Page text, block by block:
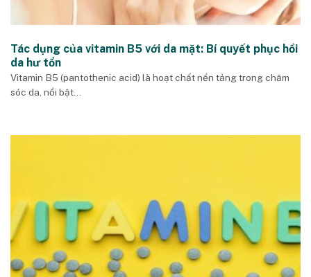
Tác dụng của vitamin B5 với da mặt: Bí quyết phục hồi
da hư tổn
Vitamin B5 (pantothenic acid) là hoạt chất nền tảng trong chăm
sóc da, nổi bật...